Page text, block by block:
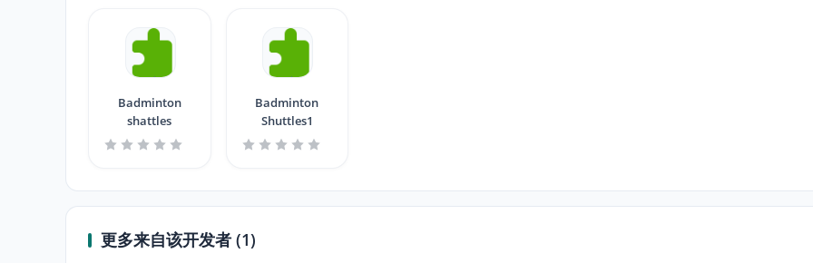
Badminton
shattles
Badminton
Shuttles1
更多来自该开发者 (1)